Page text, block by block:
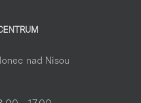
nad Nisou